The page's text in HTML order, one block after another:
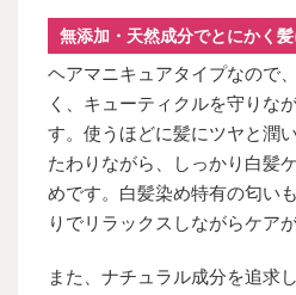
無添加・天然成分でとにかく髪
ヘアマニキュアタイプなので
く、キューティクルを守りな
す。使うほどに髪にツヤと潤
たわりながら、しっかり白髪
めです。白髪染め特有の匂い
りでリラックスしながらケア
また、ナチュラル成分を追求